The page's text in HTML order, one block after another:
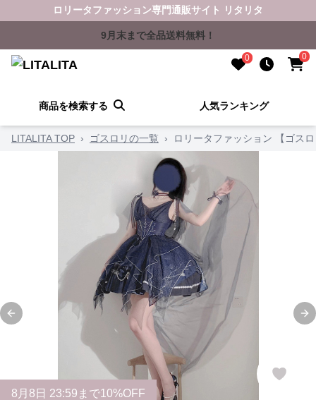
ロリータファッション専門通販サイト リタリタ
9月末まで全品送料無料！
0 0
商品を検索する 人気ランキング
LITALITA TOP › ゴスロリの一覧 › ロリータファッション 【ゴス
Previous slide
8 月 8 日 23:59まで10%OFF